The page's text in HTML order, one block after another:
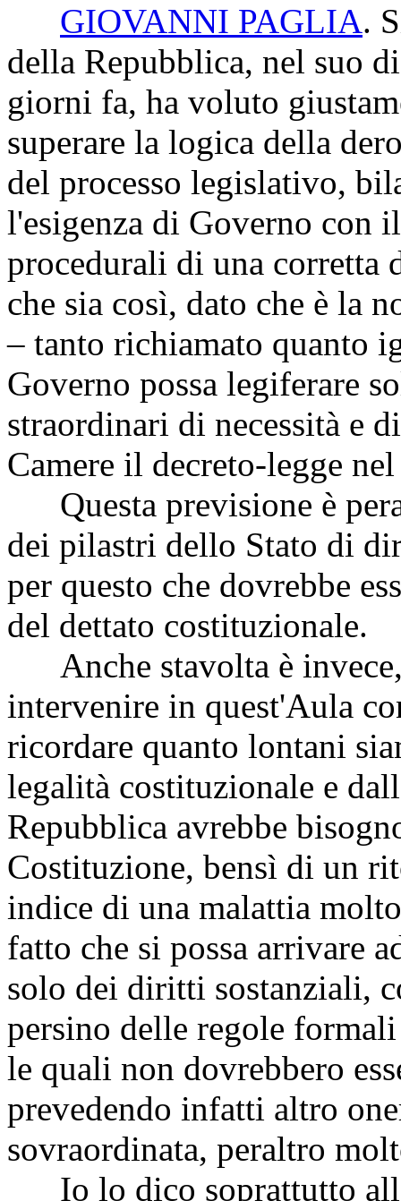
GIOVANNI PAGLIA.
della Repubblica, nel suo
giorni fa, ha voluto
superare la logica della
del processo legislativo,
l'esigenza di Governo con
procedurali di una corretta
che sia così, dato che è la
– tanto richiamato quanto
Governo possa legiferare
straordinari di necessità e
Camere il decreto-legge
Questa previsione è
dei pilastri dello Stato di
per questo che dovrebbe
del dettato costituzionale.
Anche stavolta è invece,
intervenire in quest'Aula
ricordare quanto lontani
legalità costituzionale e
Repubblica avrebbe
Costituzione, bensì di un
indice di una malattia
fatto che si possa arrivare
solo dei diritti sostanziali,
persino delle regole
le quali non dovrebbero
prevedendo infatti altro
sovraordinata, peraltro
Io lo dico soprattutto